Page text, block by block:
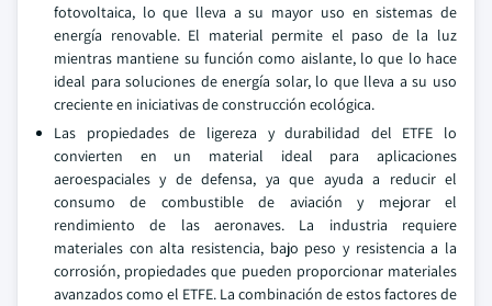
fotovoltaica, lo que lleva a su mayor uso en sistemas de
energía renovable. El material permite el paso de la luz
mientras mantiene su función como aislante, lo que lo hace
ideal para soluciones de energía solar, lo que lleva a su uso
creciente en iniciativas de construcción ecológica.
Las propiedades de ligereza y durabilidad del ETFE lo
convierten en un material ideal para aplicaciones
aeroespaciales y de defensa, ya que ayuda a reducir el
consumo de combustible de aviación y mejorar el
rendimiento de las aeronaves. La industria requiere
materiales con alta resistencia, bajo peso y resistencia a la
corrosión, propiedades que pueden proporcionar materiales
avanzados como el ETFE. La combinación de estos factores de